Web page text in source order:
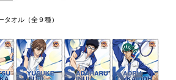
タオル（全９種）